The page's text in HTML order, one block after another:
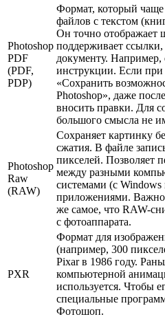
Photoshop
PDF
(PDF,
PDP)
Формат, который чаще
файлов с текстом
Он точно отображает
поддерживает ссылки,
документу. Например,
инструкции. Если
«Сохранить
Photoshop», даже
вносить правки. Для
большого смысла не
Photoshop
Raw
(RAW)
Сохраняет картинку
сжатия. В файле
пикселей. Позволяет
между разными
системами (с
приложениями.
же самое, что RAW-
с фотоаппарата.
PXR
Формат для
(например, 300
Pixar в 1986 году.
компьютерной
используется. Чтобы
специальные
Фотошоп.